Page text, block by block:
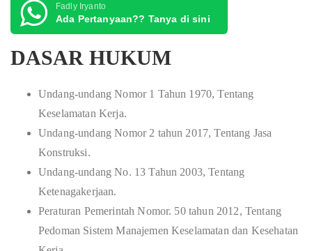
Fadly Iryanto
Ada Pertanyaan?? Tanya di sini
DASAR HUKUM
Undang-undang Nomor 1 Tahun 1970, Tentang
Keselamatan Kerja.
Undang-undang Nomor 2 tahun 2017, Tentang Jasa
Konstruksi.
Undang-undang No. 13 Tahun 2003, Tentang
Ketenagakerjaan.
Peraturan Pemerintah Nomor. 50 tahun 2012, Tentang
Pedoman Sistem Manajemen Keselamatan dan Kesehatan